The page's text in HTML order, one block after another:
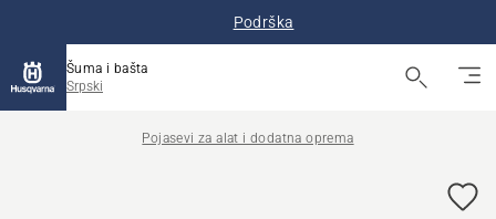
Podrška
Šuma i bašta
Srpski
Pojasevi za alat i dodatna oprema